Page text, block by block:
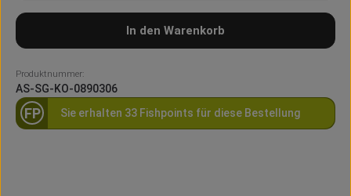
In den Warenkorb
Produktnummer:
AS-SG-KO-0890306
FP Sie erhalten 33 Fishpoints für diese Bestellung